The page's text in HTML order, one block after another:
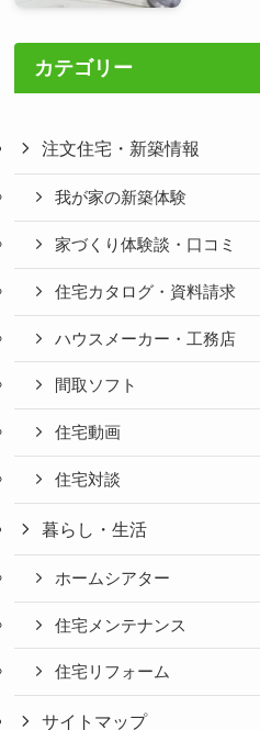
カテゴリー
注文住宅・新築情報
我が家の新築体験
家づくり体験談・口コミ
住宅カタログ・資料請求
ハウスメーカー・工務店
間取ソフト
住宅動画
住宅対談
暮らし・生活
ホームシアター
住宅メンテナンス
住宅リフォーム
サイトマップ